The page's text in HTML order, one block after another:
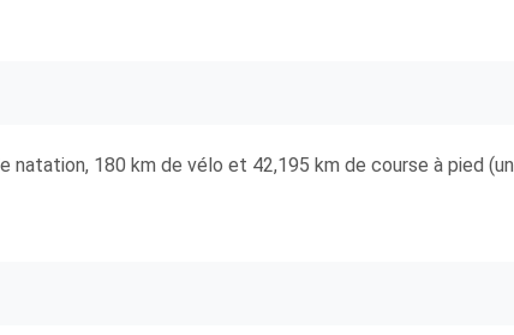
180 km de vélo et 42,195 km de course à pied (un